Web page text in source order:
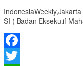
SI ( Badan Eksekutif
Facebook